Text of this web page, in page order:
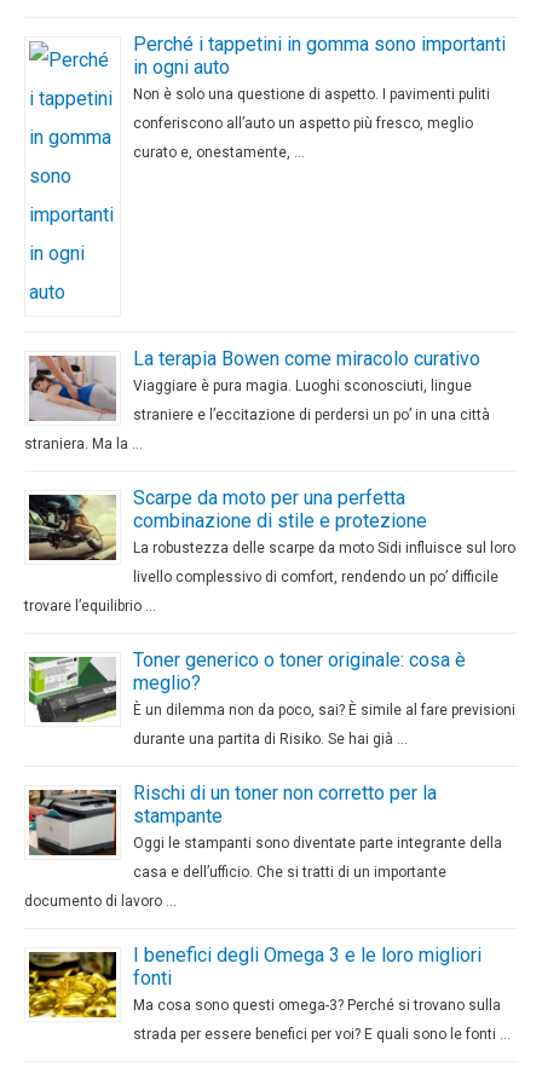
Perché i tappetini in gomma sono importanti
in ogni auto
Non è solo una questione di aspetto. I pavimenti puliti
conferiscono all’auto un aspetto più fresco, meglio
curato e, onestamente, …
La terapia Bowen come miracolo curativo
Viaggiare è pura magia. Luoghi sconosciuti, lingue
straniere e l’eccitazione di perdersi un po’ in una città
straniera. Ma la …
Scarpe da moto per una perfetta
combinazione di stile e protezione
La robustezza delle scarpe da moto Sidi influisce sul loro
livello complessivo di comfort, rendendo un po’ difficile
trovare l’equilibrio …
Toner generico o toner originale: cosa è
meglio?
È un dilemma non da poco, sai? È simile al fare previsioni
durante una partita di Risiko. Se hai già …
Rischi di un toner non corretto per la
stampante
Oggi le stampanti sono diventate parte integrante della
casa e dell’ufficio. Che si tratti di un importante
documento di lavoro …
I benefici degli Omega 3 e le loro migliori
fonti
Ma cosa sono questi omega-3? Perché si trovano sulla
strada per essere benefici per voi? E quali sono le fonti …